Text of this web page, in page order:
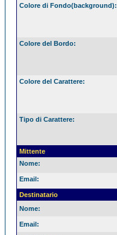
Colore di Fondo(background):
Colore del Bordo:
Colore del Carattere:
Tipo di Carattere:
Mittente
Nome:
Email:
Destinatario
Nome:
Email: